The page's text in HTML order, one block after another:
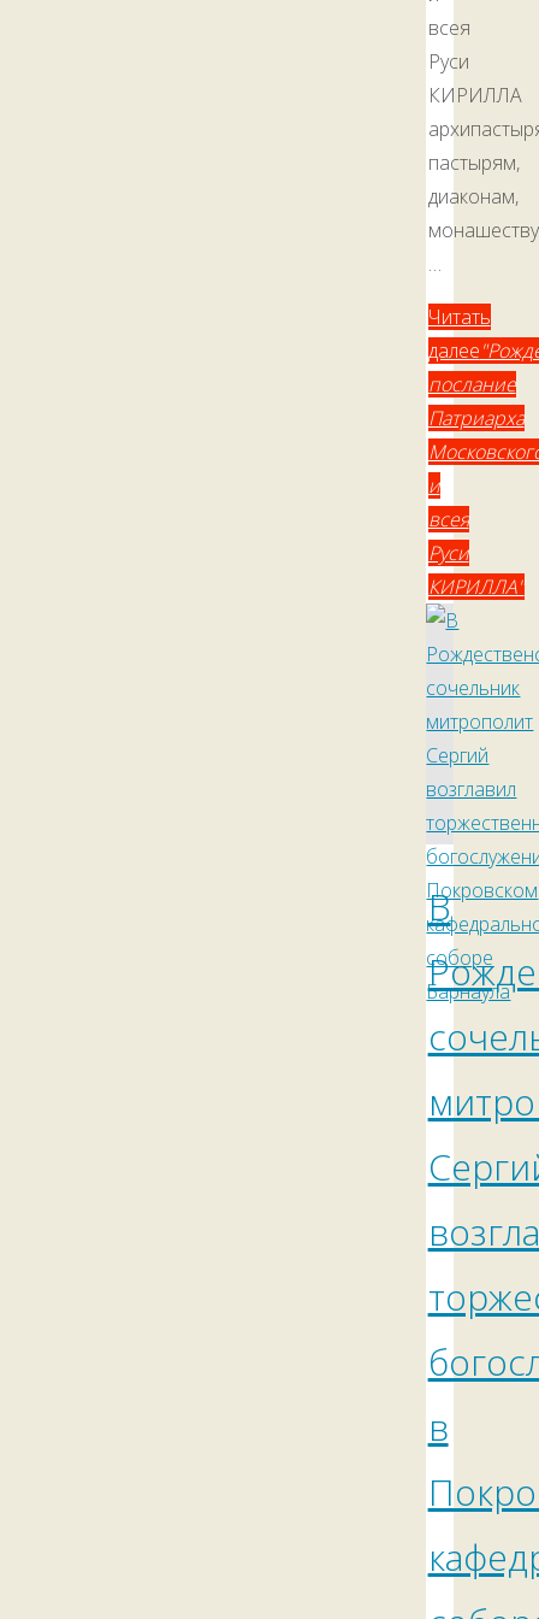
всея
Руси
КИРИЛЛА
пастырям,
диаконам,
…
Читать
далее
послание
Патриарха
и
всея
Руси
КИРИЛЛА"
В
в